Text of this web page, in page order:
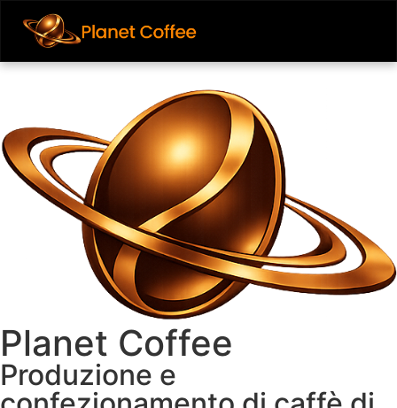
Planet Coffee
Produzione e